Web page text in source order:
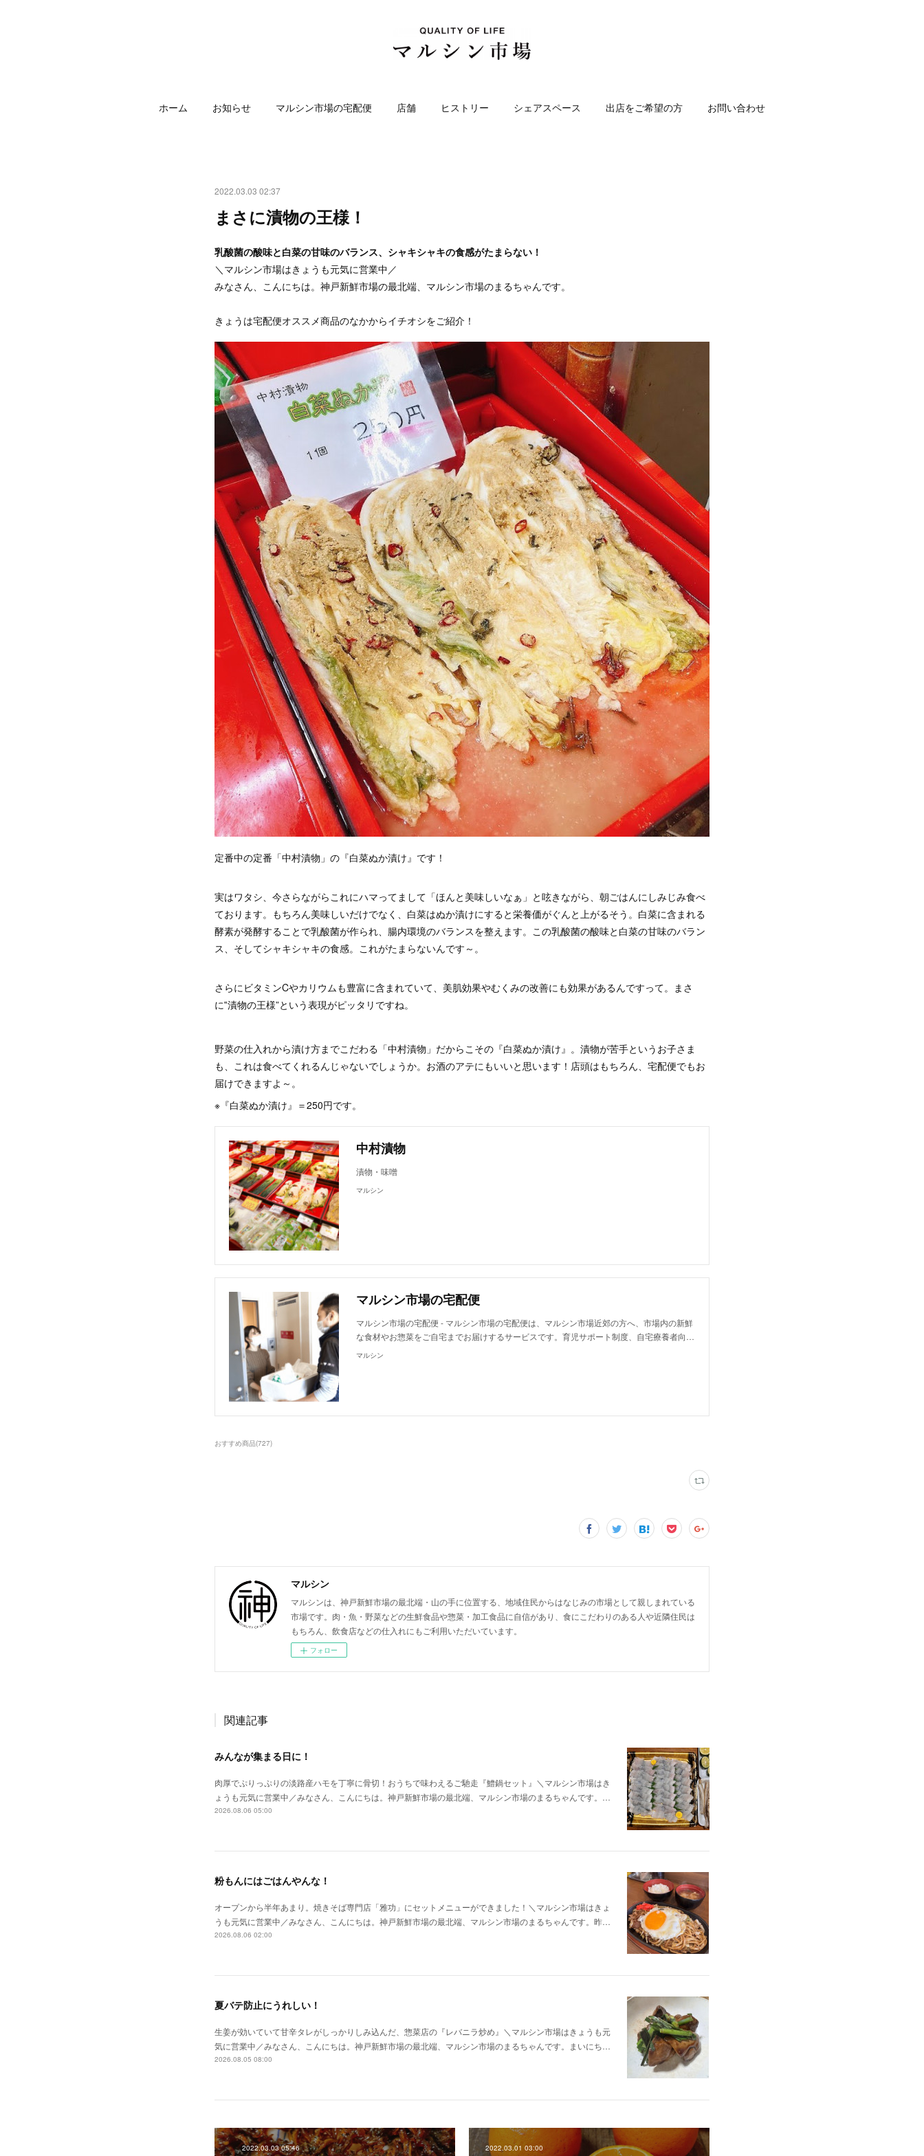
ホーム お知らせ マルシン市場の宅配便 店舗 ヒストリー シェアスペース 出店をご希望の方 お問い合わせ
2022.03.03 02:37
まさに漬物の王様！
乳酸菌の酸味と白菜の甘味のバランス、シャキシャキの食感がたまらない！
＼マルシン市場はきょうも元気に営業中／
みなさん、こんにちは。神戸新鮮市場の最北端、マルシン市場のまるちゃんです。
きょうは宅配便オススメ商品のなかからイチオシをご紹介！
定番中の定番「中村漬物」の『白菜ぬか漬け』です！
実はワタシ、今さらながらこれにハマってまして「ほんと美味しいなぁ」と呟きながら、朝ごはんにしみじみ食べ
ております。もちろん美味しいだけでなく、白菜はぬか漬けにすると栄養価がぐんと上がるそう。白菜に含まれる
酵素が発酵することで乳酸菌が作られ、腸内環境のバランスを整えます。この乳酸菌の酸味と白菜の甘味のバラン
ス、そしてシャキシャキの食感。これがたまらないんです～。
さらにビタミンCやカリウムも豊富に含まれていて、美肌効果やむくみの改善にも効果があるんですって。まさ
に‟漬物の王様”という表現がピッタリですね。
野菜の仕入れから漬け方までこだわる「中村漬物」だからこその『白菜ぬか漬け』。漬物が苦手というお子さま
も、これは食べてくれるんじゃないでしょうか。お酒のアテにもいいと思います！店頭はもちろん、宅配便でもお
届けできますよ～。
※『白菜ぬか漬け』＝250円です。
中村漬物
漬物・味噌
マルシン
マルシン市場の宅配便
マルシン市場の宅配便 - マルシン市場の宅配便は、マルシン市場近郊の方へ、市場内の新鮮
な食材やお惣菜をご自宅までお届けするサービスです。育児サポート制度、自宅療養者向…
マルシン
おすすめ商品(727)
マルシン
マルシンは、神戸新鮮市場の最北端・山の手に位置する、地域住民からはなじみの市場として親しまれている
市場です。肉・魚・野菜などの生鮮食品や惣菜・加工食品に自信があり、食にこだわりのある人や近隣住民は
もちろん、飲食店などの仕入れにもご利用いただいています。
フォロー
関連記事
みんなが集まる日に！
肉厚でぷりっぷりの淡路産ハモを丁寧に骨切！おうちで味わえるご馳走『鱧鍋セット』＼マルシン市場はき
ょうも元気に営業中／みなさん、こんにちは。神戸新鮮市場の最北端、マルシン市場のまるちゃんです。…
2026.08.06 05:00
粉もんにはごはんやんな！
オープンから半年あまり。焼きそば専門店「雅功」にセットメニューができました！＼マルシン市場はきょ
うも元気に営業中／みなさん、こんにちは。神戸新鮮市場の最北端、マルシン市場のまるちゃんです。昨…
2026.08.06 02:00
夏バテ防止にうれしい！
生姜が効いていて甘辛タレがしっかりしみ込んだ、惣菜店の『レバニラ炒め』＼マルシン市場はきょうも元
気に営業中／みなさん、こんにちは。神戸新鮮市場の最北端、マルシン市場のまるちゃんです。まいにち…
2026.08.05 08:00
2022.03.03 05:46 2022.03.01 03:00